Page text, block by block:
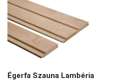
Égerfa Szauna Lambéria